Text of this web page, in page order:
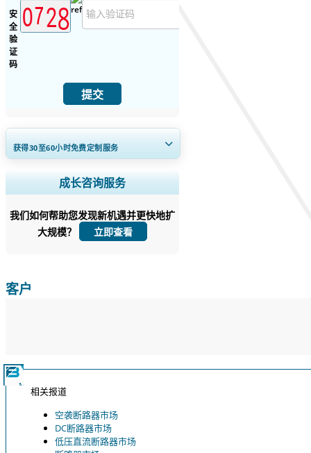
安
全
验
证
码
提交
获得30至60小时免费定制服务
扩大区域和国家覆盖范围， 细分市场分
析， 公司简介， 竞争基准分析， 以及最
立即定制
成长咨询服务
我们如何帮助您发现新机遇并更快地扩
大规模？
立即查看
客户
相关报道
空袭断路器市场
DC断路器市场
低压直流断路器市场